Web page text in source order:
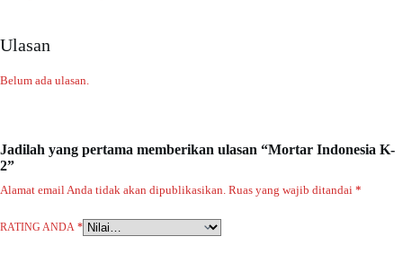
Ulasan
Belum ada ulasan.
Jadilah yang pertama memberikan ulasan “Mortar Indonesia K-
2”
Alamat email Anda tidak akan dipublikasikan. Ruas yang wajib ditandai *
RATING ANDA *